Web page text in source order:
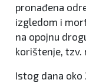
pronađena
izgledom i
na opojnu
korištenje, tzv.
Istog dana oko